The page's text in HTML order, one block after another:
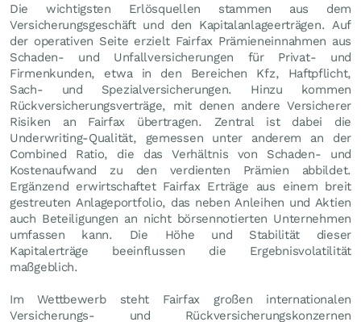
Die wichtigsten Erlösquellen stammen aus dem
Versicherungsgeschäft und den Kapitalanlageerträgen. Auf
der operativen Seite erzielt Fairfax Prämieneinnahmen aus
Schaden- und Unfallversicherungen für Privat- und
Firmenkunden, etwa in den Bereichen Kfz, Haftpflicht,
Sach- und Spezialversicherungen. Hinzu kommen
Rückversicherungsverträge, mit denen andere Versicherer
Risiken an Fairfax übertragen. Zentral ist dabei die
Underwriting-Qualität, gemessen unter anderem an der
Combined Ratio, die das Verhältnis von Schaden- und
Kostenaufwand zu den verdienten Prämien abbildet.
Ergänzend erwirtschaftet Fairfax Erträge aus einem breit
gestreuten Anlageportfolio, das neben Anleihen und Aktien
auch Beteiligungen an nicht börsennotierten Unternehmen
umfassen kann. Die Höhe und Stabilität dieser
Kapitalerträge beeinflussen die Ergebnisvolatilität
maßgeblich.
Im Wettbewerb steht Fairfax großen internationalen
Versicherungs- und Rückversicherungskonzernen